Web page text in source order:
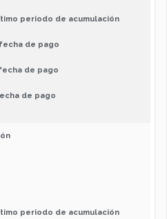
periodo de acumulación
de pago
de pago
de pago
periodo de acumulación